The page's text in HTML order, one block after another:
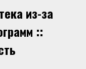
из-за
::